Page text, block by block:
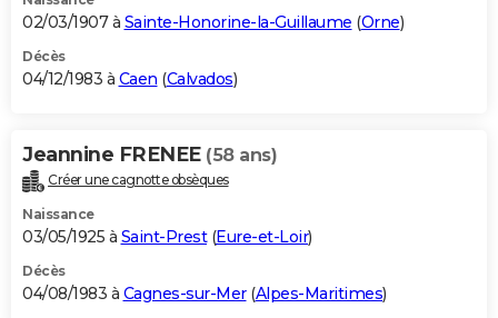
02/03/1907 à Sainte-Honorine-la-Guillaume (Orne)
Décès
04/12/1983 à Caen (Calvados)
Jeannine FRENEE (58 ans)
Créer une cagnotte obsèques
Naissance
03/05/1925 à Saint-Prest(Eure-et-Loir)
Décès
04/08/1983 à Cagnes-sur-Mer(Alpes-Maritimes)